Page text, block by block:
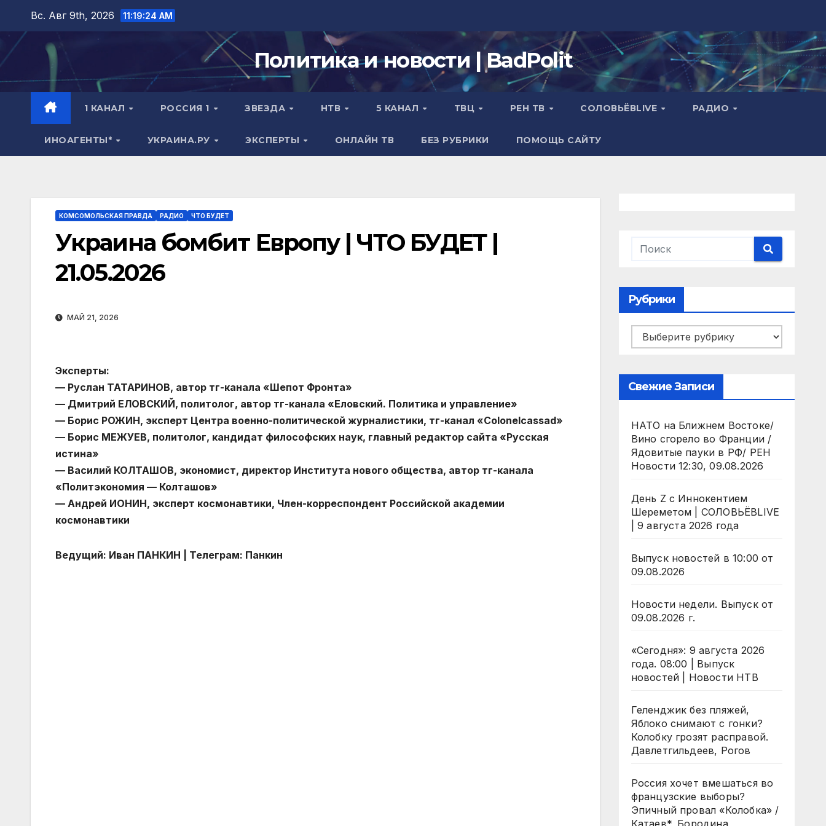
Перейти
содержимому
Вс. Авг 9th, 2026 11:19:25 AM
Политика и новости | BadPolit
1 КАНАЛ РОССИЯ 1 ЗВЕЗДА НТВ 5 КАНАЛ ТВЦ РЕН ТВ СОЛОВЬЁВLIVE РАДИО
ИНОАГЕНТЫ* УКРАИНА.РУ ЭКСПЕРТЫ ОНЛАЙН ТВ БЕЗ РУБРИКИ ПОМОЩЬ САЙТУ
КОМСОМОЛЬСКАЯ ПРАВДА РАДИО ЧТО БУДЕТ
Украина бомбит Европу | ЧТО БУДЕТ |
21.05.2026
МАЙ 21, 2026
Эксперты:
— Руслан ТАТАРИНОВ, автор тг-канала «Шепот Фронта»
— Дмитрий ЕЛОВСКИЙ, политолог, автор тг-канала «Еловский. Политика и управление»
— Борис РОЖИН, эксперт Центра военно-политической журналистики, тг-канал «Colonelcassad»
— Борис МЕЖУЕВ, политолог, кандидат философских наук, главный редактор сайта «Русская
истина»
— Василий КОЛТАШОВ, экономист, директор Института нового общества, автор тг-канала
«Политэкономия — Колташов»
— Андрей ИОНИН, эксперт космонавтики, Член-корреспондент Российской академии
космонавтики
Ведущий: Иван ПАНКИН | Телеграм: Панкин
Рубрики
Рубрики
Свежие Записи
НАТО на Ближнем Востоке/
Вино сгорело во Франции /
Ядовитые пауки в РФ/ РЕН
Новости 12:30, 09.08.2026
День Z с Иннокентием
Шереметом | СОЛОВЬЁВLIVE
| 9 августа 2026 года
Выпуск новостей в 10:00 от
09.08.2026
Новости недели. Выпуск от
09.08.2026 г.
«Сегодня»: 9 августа 2026
года. 08:00 | Выпуск
новостей | Новости НТВ
Геленджик без пляжей,
Яблоко снимают с гонки?
Колобку грозят расправой.
Давлетгильдеев, Рогов
Россия хочет вмешаться во
французские выборы?
Эпичный провал «Колобка» /
Катаев*, Бородина